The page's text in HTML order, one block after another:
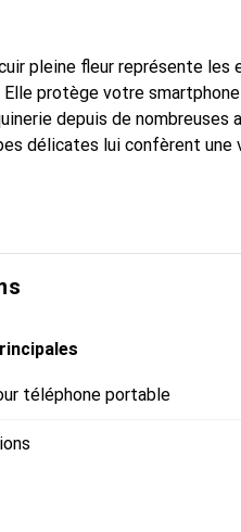
pleine fleur représente
protège votre
depuis de
délicates lui confèrent
un choix sûr pour une
téléphone portable